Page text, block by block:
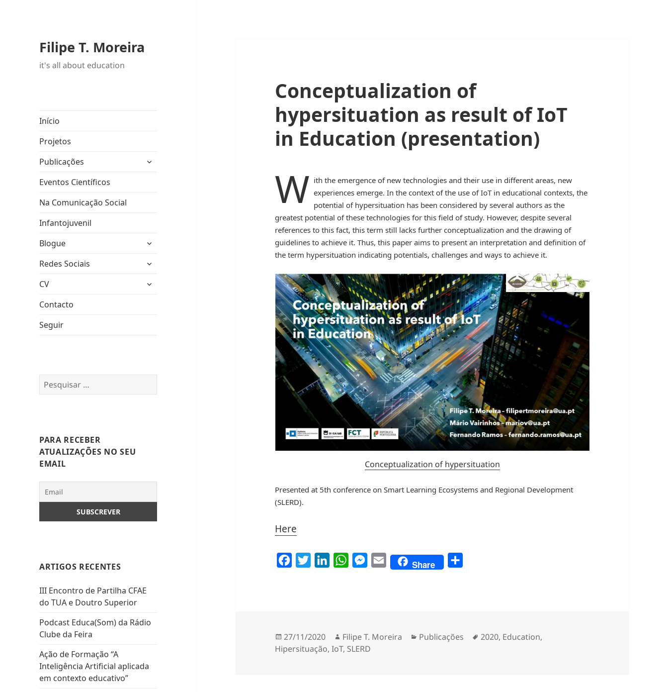
Filipe T. Moreira
it's all about education
Início
Projetos
Publicações
expandir
Eventos Científicos
Na Comunicação Social
Infantojuvenil
Blogue
expandir
Redes Sociais
expandir
CV
expandir
Contacto
Seguir
Pesquisar
por:
PARA RECEBER
ATUALIZAÇÕES NO SEU
EMAIL
ARTIGOS RECENTES
III Encontro de Partilha CFAE
do TUA e Doutro Superior
Podcast Educa(Som) da Rádio
Clube da Feira
Ação de Formação “A
Inteligência Artificial aplicada
em contexto educativo”
Conceptualization of
hypersituation as result of IoT
in Education (presentation)
W ith the emergence of new technologies and their use in different areas, new
experiences emerge. In the context of the use of IoT in educational contexts, the
potential of hypersituation has been considered by several authors as the
greatest potential of these technologies for this field of study. However, despite several
references to this fact, this term still lacks further conceptualization and the drawing of
guidelines to achieve it. Thus, this paper aims to present an interpretation and definition of
the term hypersituation indicating potentials, challenges and ways to achieve it.
Conceptualization of hypersituation
Presented at 5th conference on Smart Learning Ecosystems and Regional Development
(SLERD).
Here
o
o
e
r
I
W
A
p
M
n
g
E
Share
l
Publicado
a
27/11/2020 Autor
Filipe T. Moreira Categorias
Publicações Etiquetas
2020, Education,
Hipersituação,IoT, SLERD